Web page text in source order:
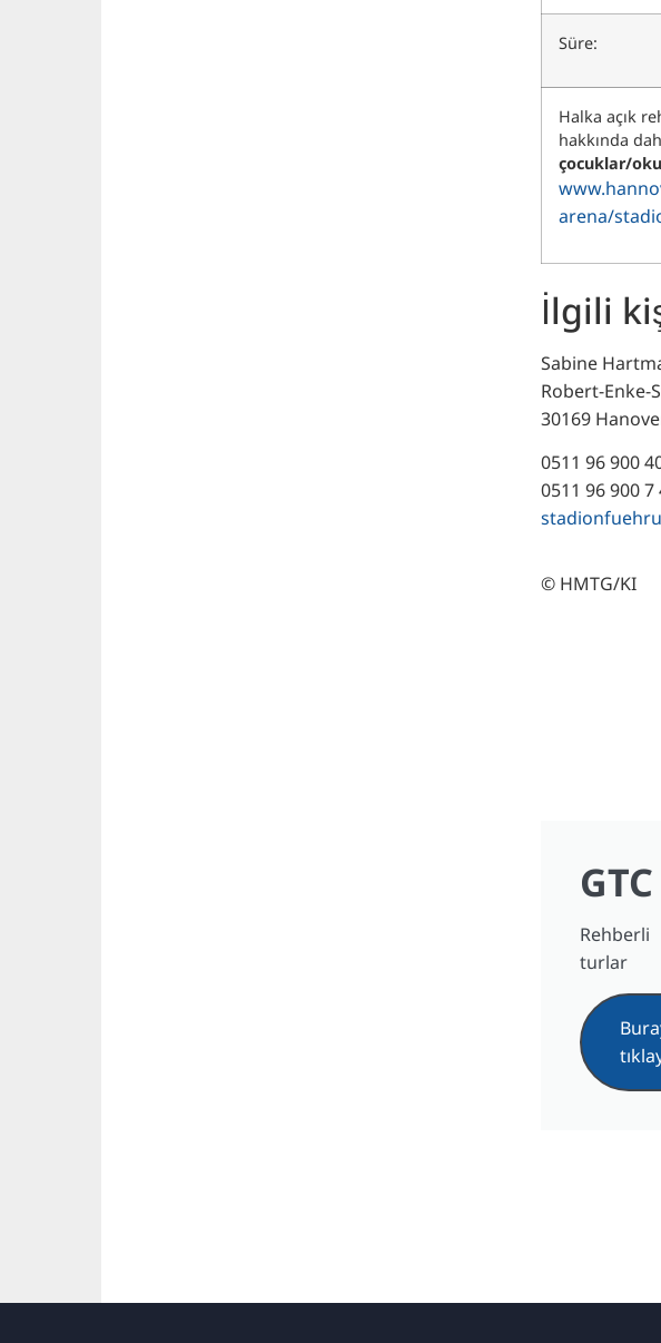
Süre:
Halka açık
hakkında
çocuklar/
arena/
İlgili
Sabine
Robert-Enke-
30169
0511 96 900
0511 96 900 7
© HMTG/KI
GTC
Rehberli
turlar